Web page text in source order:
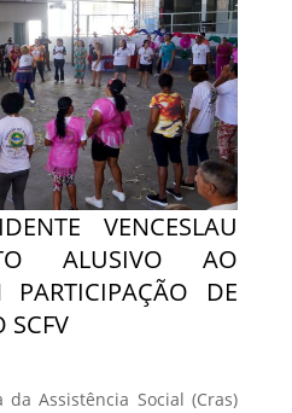
VENCESLAU
ALUSIVO AO
PARTICIPAÇÃO DE
SCFV
Assistência Social (Cras)